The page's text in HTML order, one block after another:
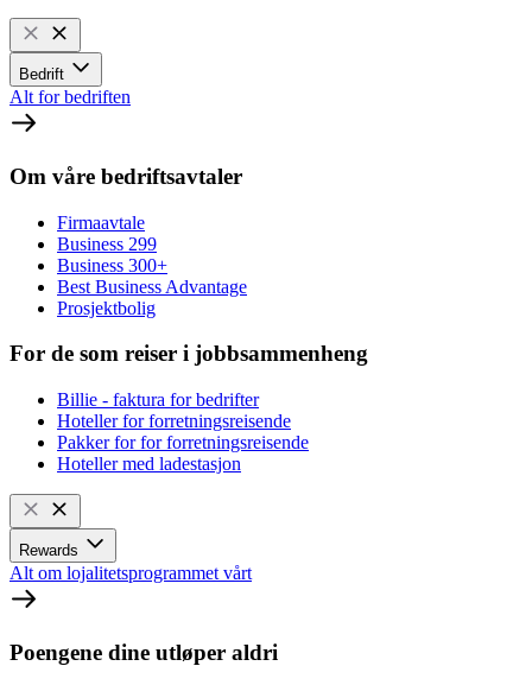
Bedrift
Alt for bedriften
Om våre bedriftsavtaler
Firmaavtale
Business 299
Business 300+
Best Business Advantage
Prosjektbolig
For de som reiser i jobbsammenheng
Billie - faktura for bedrifter
Hoteller for forretningsreisende
Pakker for for forretningsreisende
Hoteller med ladestasjon
Rewards
Alt om lojalitetsprogrammet vårt
Poengene dine utløper aldri